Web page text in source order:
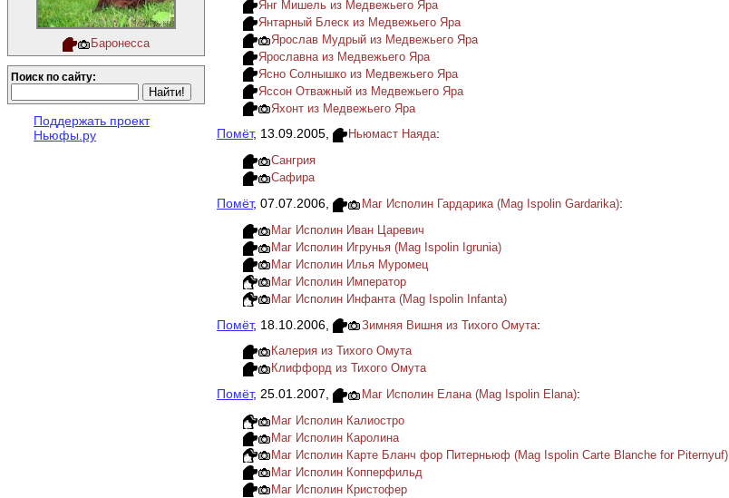
Баронесса
Поиск по сайту:
Поддержать проект
Ньюфы.ру
Янг Мишель из Медвежьего Яра
Янтарный Блеск из Медвежьего Яра
Ярослав Мудрый из Медвежьего Яра
Ярославна из Медвежьего Яра
Ясно Солнышко из Медвежьего Яра
Яссон Отважный из Медвежьего Яра
Яхонт из Медвежьего Яра
Помёт, 13.09.2005, Ньюмаст Наяда:
Сангрия
Сафира
Помёт, 07.07.2006, Маг Исполин Гардарика (Mag Ispolin Gardarika):
Маг Исполин Иван Царевич
Маг Исполин Игрунья (Mag Ispolin Igrunia)
Маг Исполин Илья Муромец
Маг Исполин Император
Маг Исполин Инфанта (Mag Ispolin Infanta)
Помёт, 18.10.2006, Зимняя Вишня из Тихого Омута:
Калерия из Тихого Омута
Клиффорд из Тихого Омута
Помёт, 25.01.2007, Маг Исполин Елана (Mag Ispolin Elana):
Маг Исполин Калиостро
Маг Исполин Каролина
Маг Исполин Карте Бланч фор Питерньюф (Mag Ispolin Carte Blanche for Piternyuf)
Маг Исполин Копперфильд
Маг Исполин Кристофер